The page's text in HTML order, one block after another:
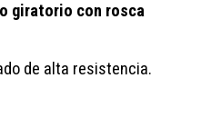
giratorio con rosca
de alta resistencia.